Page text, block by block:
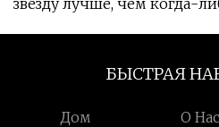
звезду лучше, чем когда-
БЫСТРАЯ
Дом О Нас